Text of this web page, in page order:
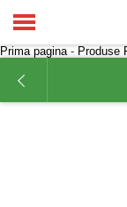
Prima pagina- Produse